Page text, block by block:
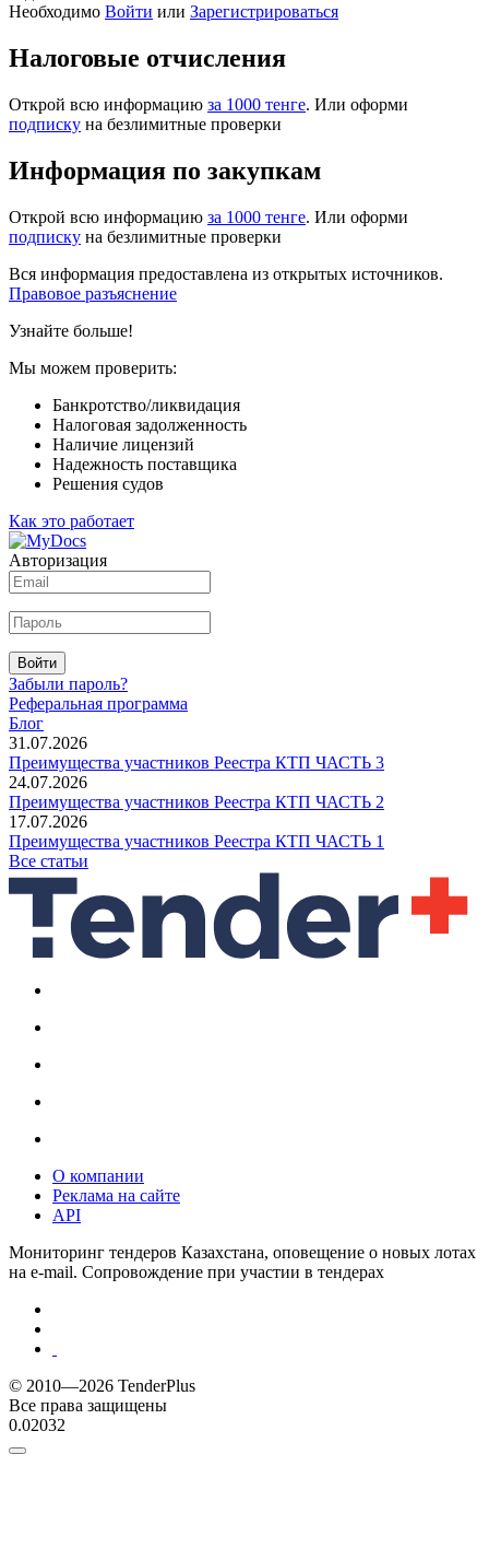
Необходимо Войти или Зарегистрироваться
Налоговые отчисления
Открой всю информацию за 1000 тенге. Или оформи
подписку на безлимитные проверки
Информация по закупкам
Открой всю информацию за 1000 тенге. Или оформи
подписку на безлимитные проверки
Вся информация предоставлена из открытых источников.
Правовое разъяснение
Узнайте больше!
Мы можем проверить:
Банкротство/ликвидация
Налоговая задолженность
Наличие лицензий
Надежность поставщика
Решения судов
Как это работает
Авторизация
Войти
Забыли пароль?
Реферальная программа
Блог
31.07.2026
Преимущества участников Реестра КТП ЧАСТЬ 3
24.07.2026
Преимущества участников Реестра КТП ЧАСТЬ 2
17.07.2026
Преимущества участников Реестра КТП ЧАСТЬ 1
Все статьи
О компании
Реклама на сайте
API
Мониторинг тендеров Казахстана, оповещение о новых лотах
на e-mail. Сопровождение при участии в тендерах
© 2010—2026 TenderPlus
Все права защищены
0.02032